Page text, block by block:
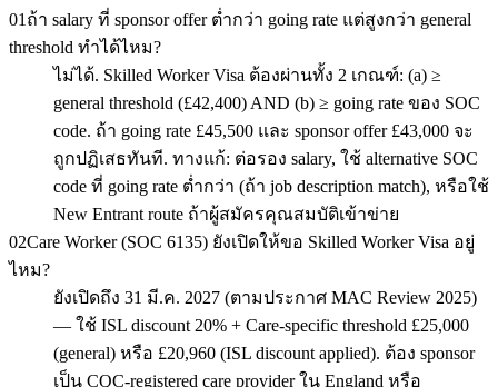
01ถ้า salary ที่ sponsor offer ต่ำกว่า going rate แต่สูงกว่า general
threshold ทำได้ไหม?
ไม่ได้. Skilled Worker Visa ต้องผ่านทั้ง 2 เกณฑ์: (a) ≥
general threshold (£42,400) AND (b) ≥ going rate ของ SOC
code. ถ้า going rate £45,500 และ sponsor offer £43,000 จะ
ถูกปฏิเสธทันที. ทางแก้: ต่อรอง salary, ใช้ alternative SOC
code ที่ going rate ต่ำกว่า (ถ้า job description match), หรือใช้
New Entrant route ถ้าผู้สมัครคุณสมบัติเข้าข่าย
02Care Worker (SOC 6135) ยังเปิดให้ขอ Skilled Worker Visa อยู่
ไหม?
ยังเปิดถึง 31 มี.ค. 2027 (ตามประกาศ MAC Review 2025)
— ใช้ ISL discount 20% + Care-specific threshold £25,000
(general) หรือ £20,960 (ISL discount applied). ต้อง sponsor
เป็น CQC-registered care provider ใน England หรือ